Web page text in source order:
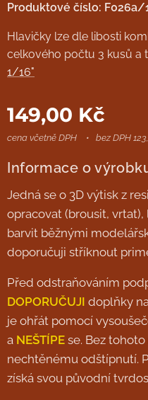
Produktové číslo: F026a/
Hlavičky lze dle libosti
celkového počtu 3 kusů a
1/16"
149,00 Kč
cena včetně DPH bez DPH
Informace o
Jedná se o 3D výtisk z
opracovat (brousit,
barvit běžnými
doporučuji stříknout
Před odstraňováním
DOPORUČUJI doplňky
je ohřát pomocí
a NEŠTÍPE se. Bez
nechtěnému odštípnutí.
získá svou původní